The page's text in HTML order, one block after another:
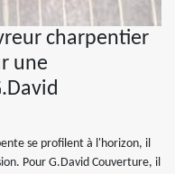
charpentier
une
se profilent à l'horizon, il
Pour G.David Couverture, il